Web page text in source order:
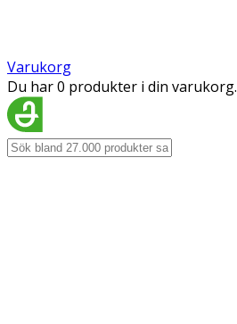
Varukorg
Du har 0 produkter i din varukorg.